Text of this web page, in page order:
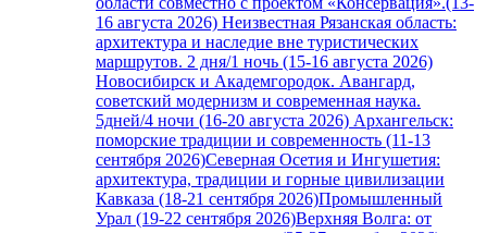
16 августа 2026) Неизвестная Рязанская область:
архитектура и наследие вне туристических
маршрутов. 2 дня/1 ночь (15-16 августа 2026)
Новосибирск и Академгородок. Авангард,
советский модернизм и современная наука.
5дней/4 ночи (16-20 августа 2026) Архангельск:
поморские традиции и современность (11-13
сентября 2026)Северная Осетия и Ингушетия:
архитектура, традиции и горные цивилизации
Кавказа (18-21 сентября 2026)Промышленный
Урал (19-22 сентября 2026)Верхняя Волга: от